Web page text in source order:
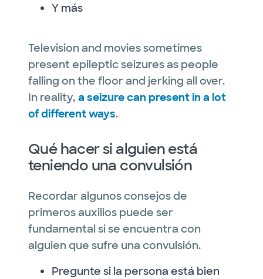
Y más
Television and movies sometimes
present epileptic seizures as people
falling on the floor and jerking all over.
In reality, a seizure can present in a lot
of different ways.
Qué hacer si alguien está
teniendo una convulsión
Recordar algunos consejos de
primeros auxilios puede ser
fundamental si se encuentra con
alguien que sufre una convulsión.
Pregunte si la persona está bien